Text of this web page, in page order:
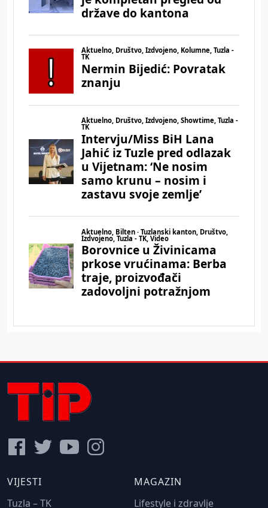
VIJESTI
Tuzla – TK
MAGAZIN
Lifestyle i zdravlje